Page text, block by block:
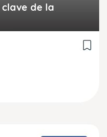
de la